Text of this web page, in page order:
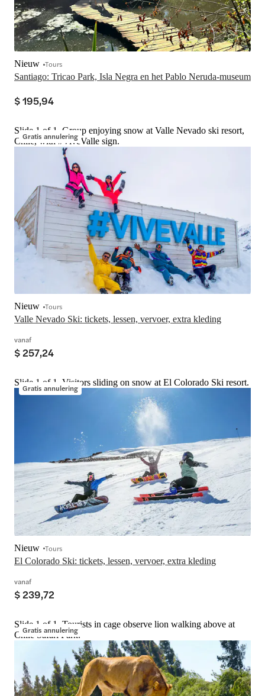
Santiago: Tricao Park, Isla Negra en het Pablo Neruda-museum
Nieuw Tours
$ 195,94
Gratis annulering
Slide 1 of 1, Group enjoying snow at Valle Nevado ski resort,
Chile, with #ViveValle sign.
Valle Nevado Ski: tickets, lessen, vervoer, extra kleding
Nieuw Tours
vanaf
$ 257,24
Gratis annulering
Slide 1 of 1, Visitors sliding on snow at El Colorado Ski resort.
El Colorado Ski: tickets, lessen, vervoer, extra kleding
Nieuw Tours
vanaf
$ 239,72
Gratis annulering
Slide 1 of 1, Tourists in cage observe lion walking above at
Chile Safari Park.